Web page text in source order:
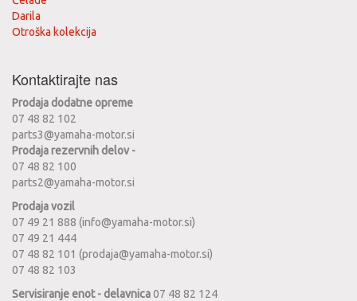
Darila
Otroška kolekcija
Kontaktirajte nas
Prodaja dodatne opreme
07 48 82 102
parts3@yamaha-motor.si
Prodaja rezervnih delov -
07 48 82 100
parts2@yamaha-motor.si
Prodaja vozil
07 49 21 888 (info@yamaha-motor.si)
07 49 21 444
07 48 82 101 (prodaja@yamaha-motor.si)
07 48 82 103
Servisiranje enot - delavnica07 48 82 124